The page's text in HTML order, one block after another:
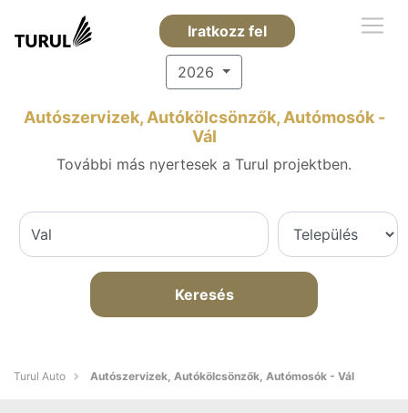
Iratkozz fel
2026
Autószervizek, Autókölcsönzők, Autómosók -
Vál
További más nyertesek a Turul projektben.
Keresés
Turul Auto Autószervizek, Autókölcsönzők, Autómosók - Vál